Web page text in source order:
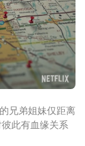
兄弟姐妹仅距离
此有血缘关系